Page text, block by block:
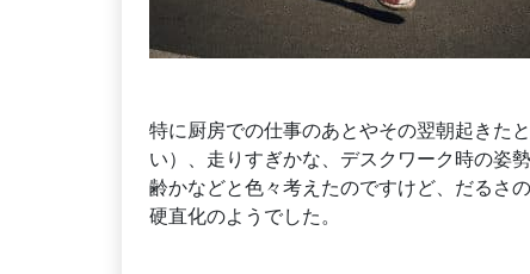
特に厨房での仕事のあとやその翌朝起きた
い）、走りすぎかな、デスクワーク時の姿
齢かなどと色々考えたのですけど、だるさ
硬直化のようでした。